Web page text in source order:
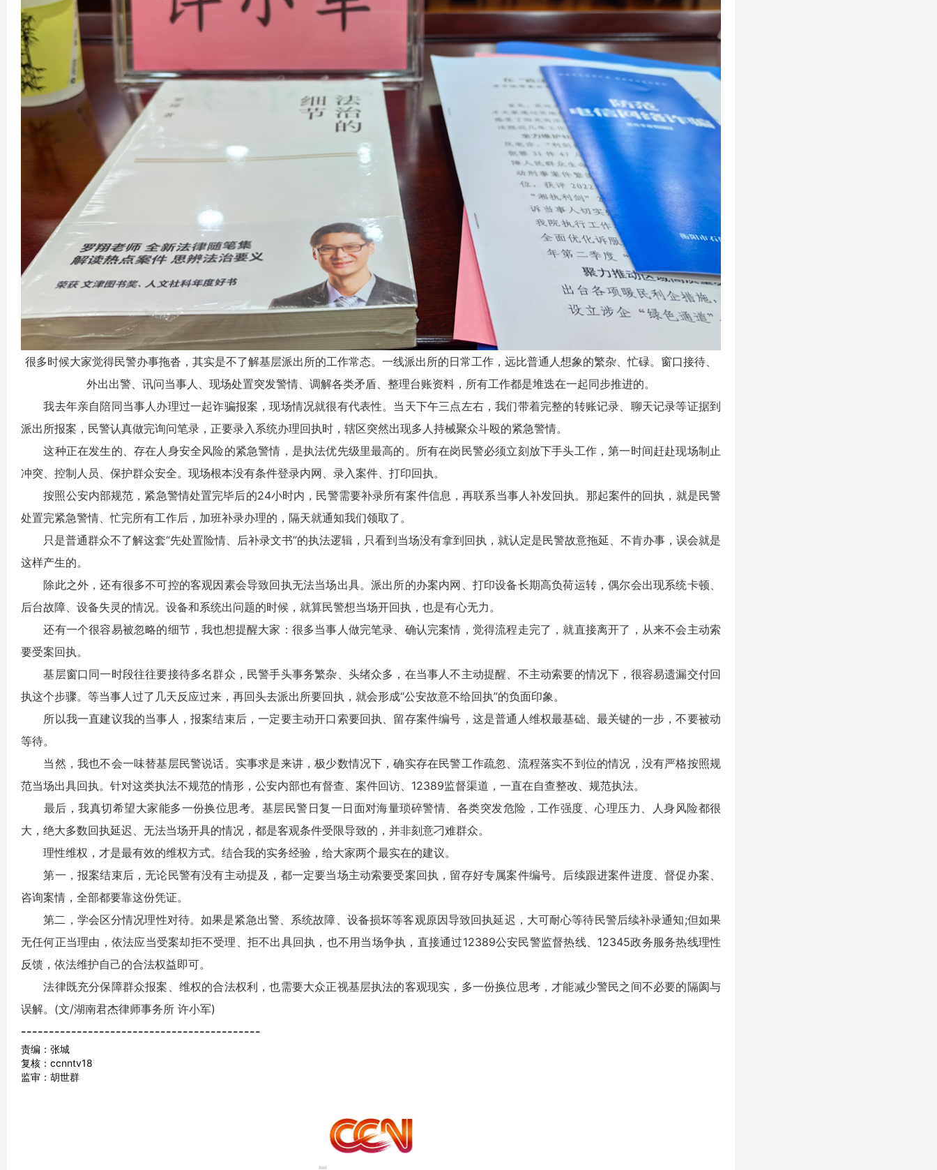
很多时候大家觉得民警办事拖沓，其实是不了解基层派出所的工作常态。一线派出所的日常工作，远比普通人想象的繁杂、忙碌。窗口接待、
外出出警、讯问当事人、现场处置突发警情、调解各类矛盾、整理台账资料，所有工作都是堆迭在一起同步推进的。
我去年亲自陪同当事人办理过一起诈骗报案，现场情况就很有代表性。当天下午三点左右，我们带着完整的转账记录、聊天记录等证据到
派出所报案，民警认真做完询问笔录，正要录入系统办理回执时，辖区突然出现多人持械聚众斗殴的紧急警情。
这种正在发生的、存在人身安全风险的紧急警情，是执法优先级里最高的。所有在岗民警必须立刻放下手头工作，第一时间赶赴现场制止
冲突、控制人员、保护群众安全。现场根本没有条件登录内网、录入案件、打印回执。
按照公安内部规范，紧急警情处置完毕后的24小时内，民警需要补录所有案件信息，再联系当事人补发回执。那起案件的回执，就是民警
处置完紧急警情、忙完所有工作后，加班补录办理的，隔天就通知我们领取了。
只是普通群众不了解这套“先处置险情、后补录文书”的执法逻辑，只看到当场没有拿到回执，就认定是民警故意拖延、不肯办事，误会就是
这样产生的。
除此之外，还有很多不可控的客观因素会导致回执无法当场出具。派出所的办案内网、打印设备长期高负荷运转，偶尔会出现系统卡顿、
后台故障、设备失灵的情况。设备和系统出问题的时候，就算民警想当场开回执，也是有心无力。
还有一个很容易被忽略的细节，我也想提醒大家：很多当事人做完笔录、确认完案情，觉得流程走完了，就直接离开了，从来不会主动索
要受案回执。
基层窗口同一时段往往要接待多名群众，民警手头事务繁杂、头绪众多，在当事人不主动提醒、不主动索要的情况下，很容易遗漏交付回
执这个步骤。等当事人过了几天反应过来，再回头去派出所要回执，就会形成“公安故意不给回执”的负面印象。
所以我一直建议我的当事人，报案结束后，一定要主动开口索要回执、留存案件编号，这是普通人维权最基础、最关键的一步，不要被动
等待。
当然，我也不会一味替基层民警说话。实事求是来讲，极少数情况下，确实存在民警工作疏忽、流程落实不到位的情况，没有严格按照规
范当场出具回执。针对这类执法不规范的情形，公安内部也有督查、案件回访、12389监督渠道，一直在自查整改、规范执法。
最后，我真切希望大家能多一份换位思考。基层民警日复一日面对海量琐碎警情、各类突发危险，工作强度、心理压力、人身风险都很
大，绝大多数回执延迟、无法当场开具的情况，都是客观条件受限导致的，并非刻意刁难群众。
理性维权，才是最有效的维权方式。结合我的实务经验，给大家两个最实在的建议。
第一，报案结束后，无论民警有没有主动提及，都一定要当场主动索要受案回执，留存好专属案件编号。后续跟进案件进度、督促办案、
咨询案情，全部都要靠这份凭证。
第二，学会区分情况理性对待。如果是紧急出警、系统故障、设备损坏等客观原因导致回执延迟，大可耐心等待民警后续补录通知;但如果
无任何正当理由，依法应当受案却拒不受理、拒不出具回执，也不用当场争执，直接通过12389公安民警监督热线、12345政务服务热线理性
反馈，依法维护自己的合法权益即可。
法律既充分保障群众报案、维权的合法权利，也需要大众正视基层执法的客观现实，多一份换位思考，才能减少警民之间不必要的隔阂与
误解。(文/湖南君杰律师事务所 许小军)
-------------------------------------------
责编：张城
复核：ccnntv18
监审：胡世群